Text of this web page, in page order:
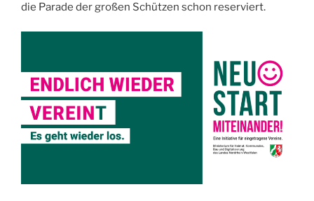
die Parade der großen Schützen schon reserviert.